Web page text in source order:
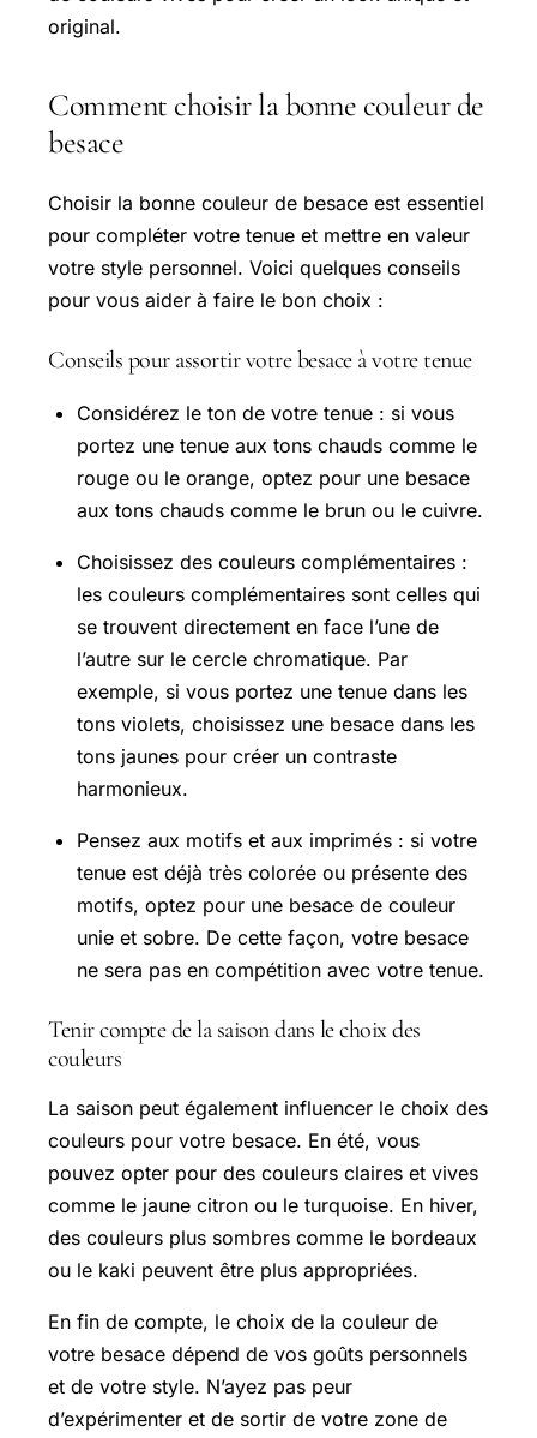
original.
Comment choisir la bonne couleur de
besace
Choisir la bonne couleur de besace est essentiel
pour compléter votre tenue et mettre en valeur
votre style personnel. Voici quelques conseils
pour vous aider à faire le bon choix :
Conseils pour assortir votre besace à votre tenue
Considérez le ton de votre tenue : si vous
portez une tenue aux tons chauds comme le
rouge ou le orange, optez pour une besace
aux tons chauds comme le brun ou le cuivre.
Choisissez des couleurs complémentaires :
les couleurs complémentaires sont celles qui
se trouvent directement en face l’une de
l’autre sur le cercle chromatique. Par
exemple, si vous portez une tenue dans les
tons violets, choisissez une besace dans les
tons jaunes pour créer un contraste
harmonieux.
Pensez aux motifs et aux imprimés : si votre
tenue est déjà très colorée ou présente des
motifs, optez pour une besace de couleur
unie et sobre. De cette façon, votre besace
ne sera pas en compétition avec votre tenue.
Tenir compte de la saison dans le choix des
couleurs
La saison peut également influencer le choix des
couleurs pour votre besace. En été, vous
pouvez opter pour des couleurs claires et vives
comme le jaune citron ou le turquoise. En hiver,
des couleurs plus sombres comme le bordeaux
ou le kaki peuvent être plus appropriées.
En fin de compte, le choix de la couleur de
votre besace dépend de vos goûts personnels
et de votre style. N’ayez pas peur
d’expérimenter et de sortir de votre zone de